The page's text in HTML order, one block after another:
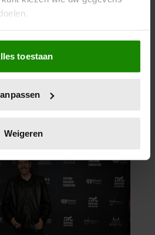
we ook graag:
over uw geografische
meter nauwkeurig kan zijn
eigenschappen (fingerprinting)
in het
content en advertenties te
voor social media te bieden
te analyseren. Ook delen we
van onze site met onze
toestaan
Weigeren